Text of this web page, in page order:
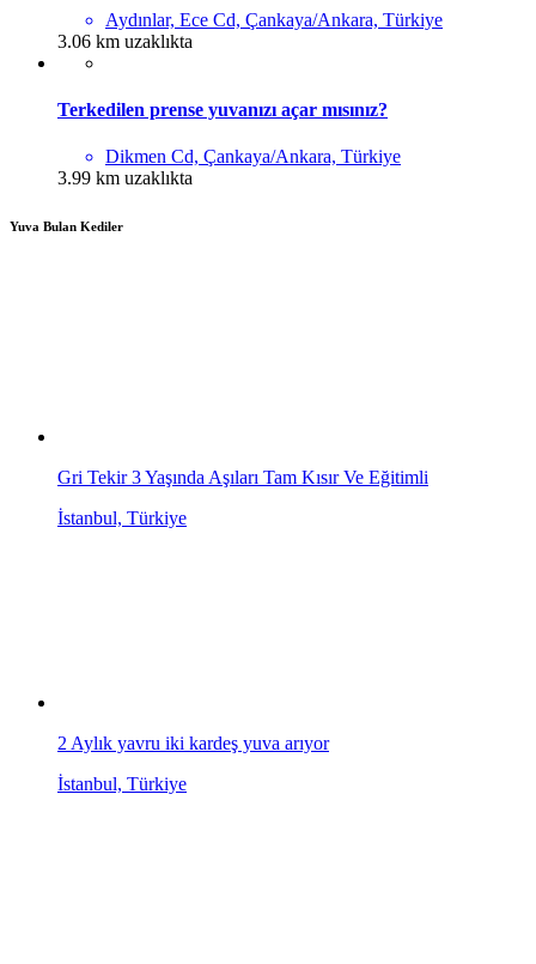
Aydınlar, Ece Cd, Çankaya/Ankara, Türkiye
3.06 km uzaklıkta
Terkedilen prense yuvanızı açar mısınız?
Dikmen Cd, Çankaya/Ankara, Türkiye
3.99 km uzaklıkta
Yuva Bulan Kediler
Gri Tekir 3 Yaşında Aşıları Tam Kısır Ve Eğitimli
İstanbul, Türkiye
2 Aylık yavru iki kardeş yuva arıyor
İstanbul, Türkiye